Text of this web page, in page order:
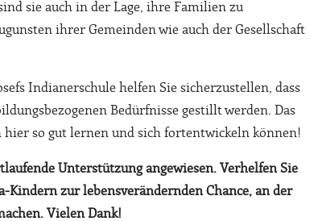
sie auch in der Lage, ihre Familien zu
ihrer Gemeinden wie auch der Gesellschaft
Indianerschule helfen Sie sicherzustellen, dass
Bedürfnisse gestillt werden. Das
so gut lernen und sich fortentwickeln können!
Unterstützung angewiesen. Verhelfen Sie
zur lebensverändernden Chance, an der
Vielen Dank!